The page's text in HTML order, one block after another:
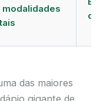
de
das maiores